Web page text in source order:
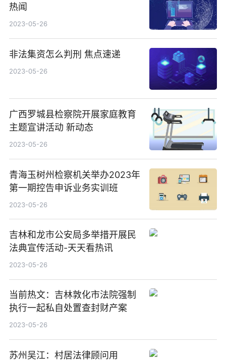
热闻
2023-05-26
非法集资怎么判刑 焦点速递
2023-05-26
广西罗城县检察院开展家庭教育
主题宣讲活动 新动态
2023-05-26
青海玉树州检察机关举办2023年
第一期控告申诉业务实训班
2023-05-26
吉林和龙市公安局多举措开展民
法典宣传活动-天天看热讯
2023-05-26
当前热文：吉林敦化市法院强制
执行一起私自处置查封财产案
2023-05-26
苏州吴江：村居法律顾问用